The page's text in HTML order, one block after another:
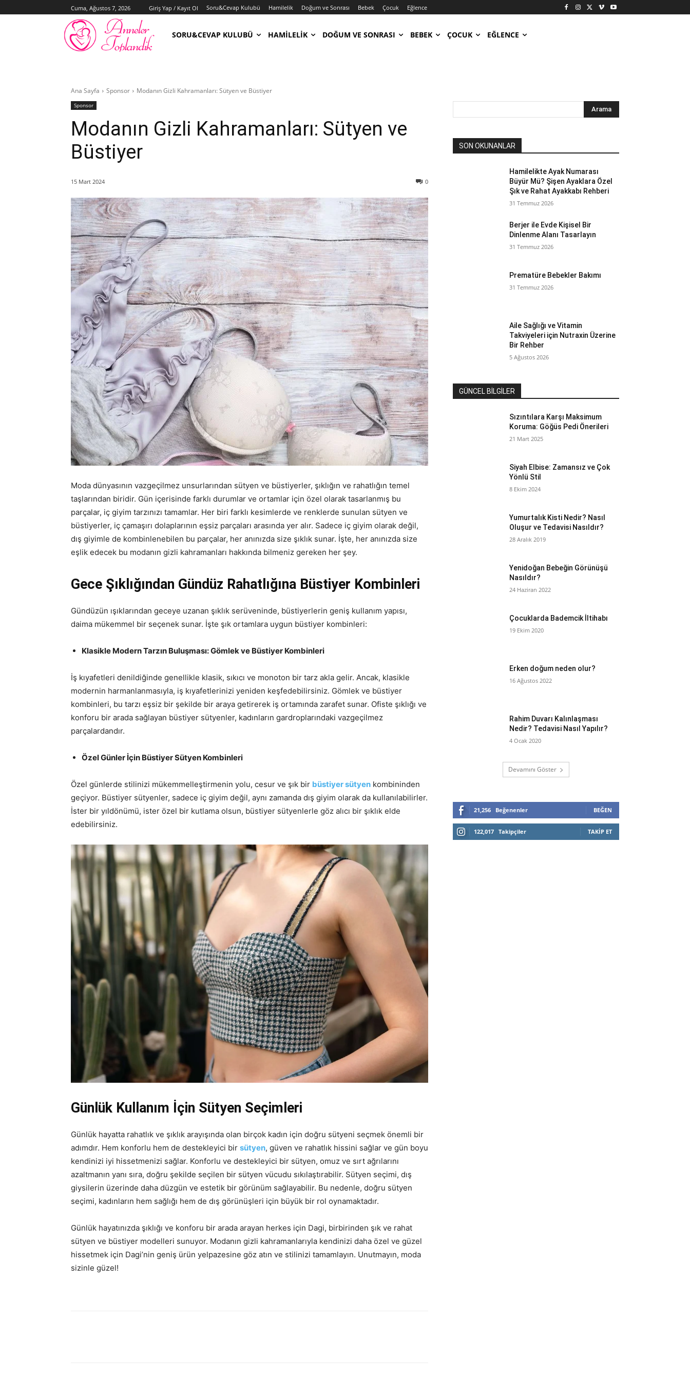
Cuma, Ağustos 7, 2026 Giriş Yap / Kayıt Ol Soru&Cevap Kulubü Hamilelik Doğum ve Sonrası Bebek Çocuk Eğlence
SORU&CEVAP KULUBÜ HAMILELIK DOĞUM VE SONRASI BEBEK ÇOCUK EĞLENCE
Ana Sayfa Sponsor Modanın Gizli Kahramanları: Sütyen ve Büstiyer
Sponsor
Modanın Gizli Kahramanları: Sütyen ve
Büstiyer
15 Mart 2024 0
Moda dünyasının vazgeçilmez unsurlarından sütyen ve büstiyerler, şıklığın ve rahatlığın temel
taşlarından biridir. Gün içerisinde farklı durumlar ve ortamlar için özel olarak tasarlanmış bu
parçalar, iç giyim tarzınızı tamamlar. Her biri farklı kesimlerde ve renklerde sunulan sütyen ve
büstiyerler, iç çamaşırı dolaplarının eşsiz parçaları arasında yer alır. Sadece iç giyim olarak değil,
dış giyimle de kombinlenebilen bu parçalar, her anınızda size şıklık sunar. İşte, her anınızda size
eşlik edecek bu modanın gizli kahramanları hakkında bilmeniz gereken her şey.
Gece Şıklığından Gündüz Rahatlığına Büstiyer Kombinleri
Gündüzün ışıklarından geceye uzanan şıklık serüveninde, büstiyerlerin geniş kullanım yapısı,
daima mükemmel bir seçenek sunar. İşte şık ortamlara uygun büstiyer kombinleri:
Klasikle Modern Tarzın Buluşması: Gömlek ve Büstiyer Kombinleri
İş kıyafetleri denildiğinde genellikle klasik, sıkıcı ve monoton bir tarz akla gelir. Ancak, klasikle
modernin harmanlanmasıyla, iş kıyafetlerinizi yeniden keşfedebilirsiniz. Gömlek ve büstiyer
kombinleri, bu tarzı eşsiz bir şekilde bir araya getirerek iş ortamında zarafet sunar. Ofiste şıklığı ve
konforu bir arada sağlayan büstiyer sütyenler, kadınların gardroplarındaki vazgeçilmez
parçalardandır.
Özel Günler İçin Büstiyer Sütyen Kombinleri
Özel günlerde stilinizi mükemmelleştirmenin yolu, cesur ve şık bir büstiyer sütyen kombininden
geçiyor. Büstiyer sütyenler, sadece iç giyim değil, aynı zamanda dış giyim olarak da kullanılabilirler.
İster bir yıldönümü, ister özel bir kutlama olsun, büstiyer sütyenlerle göz alıcı bir şıklık elde
edebilirsiniz.
Günlük Kullanım İçin Sütyen Seçimleri
Günlük hayatta rahatlık ve şıklık arayışında olan birçok kadın için doğru sütyeni seçmek önemli bir
adımdır. Hem konforlu hem de destekleyici bir sütyen, güven ve rahatlık hissini sağlar ve gün boyu
kendinizi iyi hissetmenizi sağlar. Konforlu ve destekleyici bir sütyen, omuz ve sırt ağrılarını
azaltmanın yanı sıra, doğru şekilde seçilen bir sütyen vücudu sıkılaştırabilir. Sütyen seçimi, dış
giysilerin üzerinde daha düzgün ve estetik bir görünüm sağlayabilir. Bu nedenle, doğru sütyen
seçimi, kadınların hem sağlığı hem de dış görünüşleri için büyük bir rol oynamaktadır.
Günlük hayatınızda şıklığı ve konforu bir arada arayan herkes için Dagi, birbirinden şık ve rahat
sütyen ve büstiyer modelleri sunuyor. Modanın gizli kahramanlarıyla kendinizi daha özel ve güzel
hissetmek için Dagi’nin geniş ürün yelpazesine göz atın ve stilinizi tamamlayın. Unutmayın, moda
sizinle güzel!
Arama
SON OKUNANLAR
Hamilelikte Ayak Numarası
Büyür Mü? Şişen Ayaklara Özel
Şık ve Rahat Ayakkabı Rehberi
31 Temmuz 2026
Berjer ile Evde Kişisel Bir
Dinlenme Alanı Tasarlayın
31 Temmuz 2026
Prematüre Bebekler Bakımı
31 Temmuz 2026
Aile Sağlığı ve Vitamin
Takviyeleri için Nutraxin Üzerine
Bir Rehber
5 Ağustos 2026
GÜNCEL BİLGİLER
Sızıntılara Karşı Maksimum
Koruma: Göğüs Pedi Önerileri
21 Mart 2025
Siyah Elbise: Zamansız ve Çok
Yönlü Stil
8 Ekim 2024
Yumurtalık Kisti Nedir? Nasıl
Oluşur ve Tedavisi Nasıldır?
28 Aralık 2019
Yenidoğan Bebeğin Görünüşü
Nasıldır?
24 Haziran 2022
Çocuklarda Bademcik İltihabı
19 Ekim 2020
Erken doğum neden olur?
16 Ağustos 2022
Rahim Duvarı Kalınlaşması
Nedir? Tedavisi Nasıl Yapılır?
4 Ocak 2020
Devamını Göster
21,256 Beğenenler BEĞEN
122,017 Takipçiler TAKIP ET